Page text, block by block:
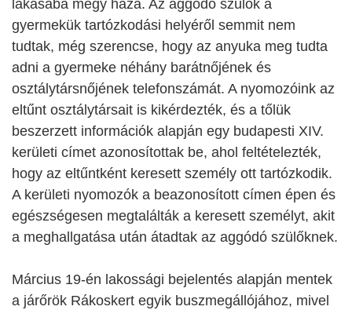
lakásába megy haza. Az aggódó szülők a
gyermekük tartózkodási helyéről semmit nem
tudtak, még szerencse, hogy az anyuka meg tudta
adni a gyermeke néhány barátnőjének és
osztálytársnőjének telefonszámát. A nyomozóink az
eltűnt osztálytársait is kikérdezték, és a tőlük
beszerzett információk alapján egy budapesti XIV.
kerületi címet azonosítottak be, ahol feltételezték,
hogy az eltűntként keresett személy ott tartózkodik.
A kerületi nyomozók a beazonosított címen épen és
egészségesen megtalálták a keresett személyt, akit
a meghallgatása után átadtak az aggódó szülőknek.
Március 19-én lakossági bejelentés alapján mentek
a járőrök Rákoskert egyik buszmegállójához, mivel